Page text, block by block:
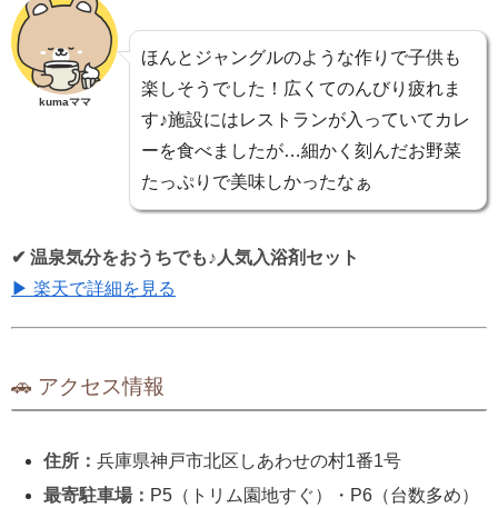
kumaママ
ほんとジャングルのような作りで子供も
楽しそうでした！広くてのんびり疲れま
す♪施設にはレストランが入っていてカレ
ーを食べましたが…細かく刻んだお野菜
たっぷりで美味しかったなぁ
✔ 温泉気分をおうちでも♪人気入浴剤セット
▶ 楽天で詳細を見る
🚗 アクセス情報
住所：兵庫県神戸市北区しあわせの村1番1号
最寄駐車場： P5（トリム園地すぐ）・P6（台数多め）